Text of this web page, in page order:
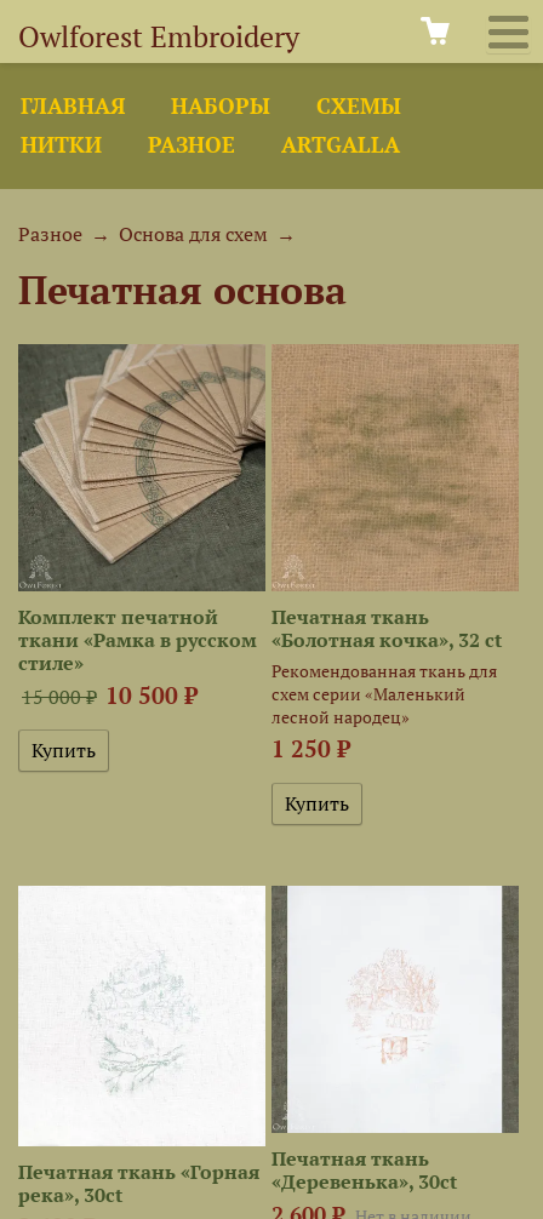
Owlforest Embroidery
ГЛАВНАЯ НАБОРЫ
СХЕМЫ
НИТКИ
РАЗНОЕ ARTGALLA
Разное → Основа для схем →
Печатная основа
Комплект печатной
ткани «Рамка в русском
стиле»
15 000 ₽ 10 500 ₽
Печатная ткань
«Болотная кочка», 32 ct
Рекомендованная ткань для
схем серии «Маленький
лесной народец»
1 250 ₽
Печатная ткань «Горная
река», 30ct
Печатная ткань
«Деревенька», 30ct